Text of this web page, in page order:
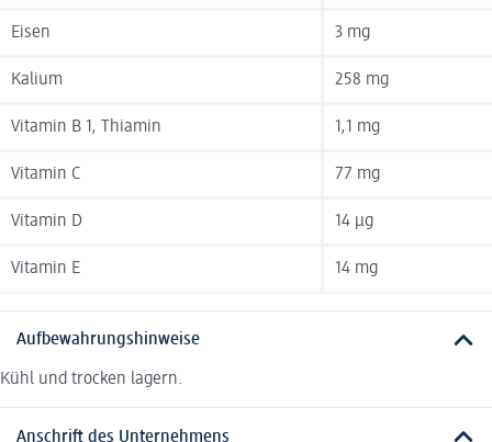
Eisen 3 mg
Kalium 258 mg
Vitamin B 1, Thiamin 1,1 mg
Vitamin C 77 mg
Vitamin D 14 µg
Vitamin E 14 mg
Aufbewahrungshinweise
Kühl und trocken lagern.
Anschrift des Unternehmens